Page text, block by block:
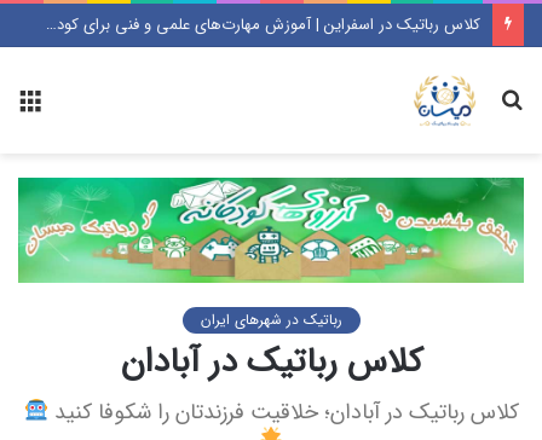
کلاس رباتیک در اسفراین | آموزش مهارت‌های علمی و فنی برای کودکان و نوجوانان
جستجو
رباتیک در شهرهای ایران
کلاس رباتیک در آبادان
کلاس رباتیک در آبادان؛ خلاقیت فرزندتان را شکوفا کنید